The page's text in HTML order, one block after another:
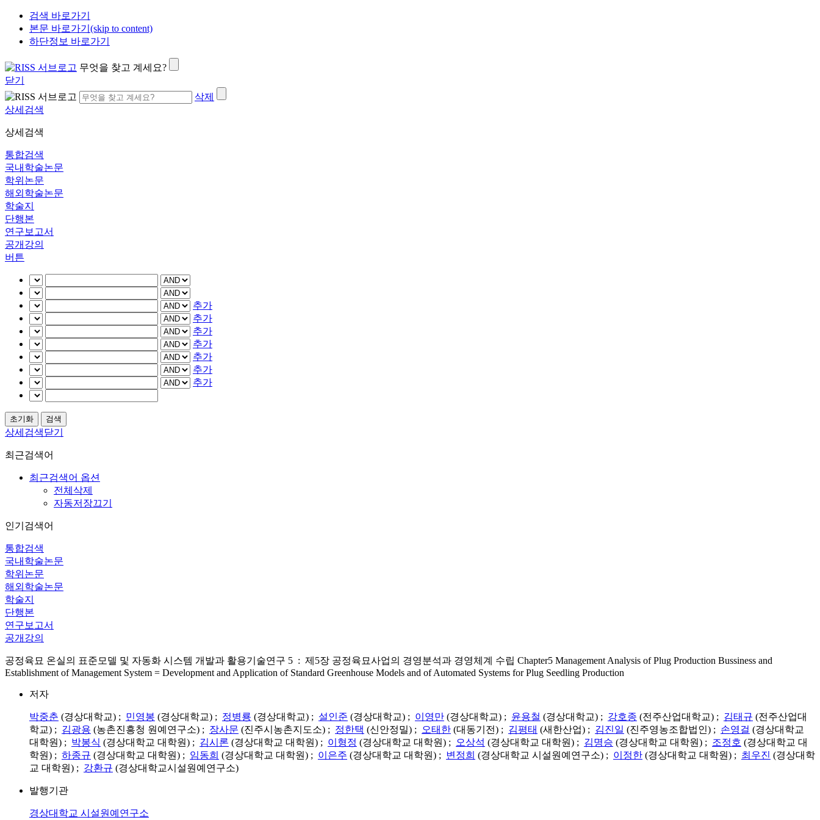
검색 바로가기
본문 바로가기(skip to content)
하단정보 바로가기
무엇을 찾고 계세요?
닫기
삭제
상세검색
상세검색
통합검색
국내학술논문
학위논문
해외학술논문
학술지
단행본
연구보고서
공개강의
버튼
추가
추가
추가
추가
추가
추가
추가
상세검색닫기
최근검색어
최근검색어 옵션
전체삭제
자동저장끄기
인기검색어
통합검색
국내학술논문
학위논문
해외학술논문
학술지
단행본
연구보고서
공개강의
공정육묘 온실의 표준모델 및 자동화 시스템 개발과 활용기술연구 5 : 제5장 공정육묘사업의 경영분석과 경영체계 수립 Chapter5 Management Analysis of Plug Production Bussiness and
Establishment of Management System = Development and Application of Standard Greenhouse Models and of Automated Systems for Plug Seedling Production
저자
박중춘 (경상대학교) ; 민영봉 (경상대학교) ; 정병룡 (경상대학교) ; 설인준 (경상대학교) ; 이영만 (경상대학교) ; 윤용철 (경상대학교) ; 강호종 (전주산업대학교) ; 김태규 (전주산업대
학교) ; 김광용 (농촌진흥청 원예연구소) ; 장사문 (진주시농촌지도소) ; 정한택 (신안정밀) ; 오태한 (대동기전) ; 김평태 (새한산업) ; 김진일 (진주영농조합법인) ; 손영걸 (경상대학교
대학원) ; 박봉식 (경상대학교 대학원) ; 김시론 (경상대학교 대학원) ; 이형정 (경상대학교 대학원) ; 오상석 (경상대학교 대학원) ; 김명승 (경상대학교 대학원) ; 조정호 (경상대학교 대
학원) ; 하종규 (경상대학교 대학원) ; 임동희 (경상대학교 대학원) ; 이은주 (경상대학교 대학원) ; 변정희 (경상대학교 시설원예연구소) ; 이정한 (경상대학교 대학원) ; 최우진 (경상대학
교 대학원) ; 강환규 (경상대학교시설원예연구소)
발행기관
경상대학교 시설원예연구소